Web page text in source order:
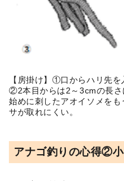
【房掛け】①口からハリ先を
②2本目からは2～3cmの長
始めに刺したアオイソメを
サが取れにくい。
アナゴ釣りの心得②小